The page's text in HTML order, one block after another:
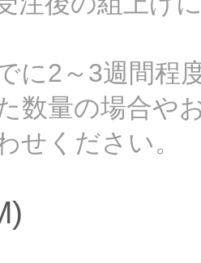
に2～3週間程
数量の場合や
せください。